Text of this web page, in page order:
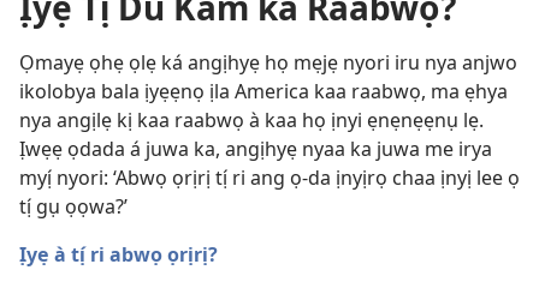
Ọmayẹ ọhẹ ọlẹ ká angịhyẹ họ mẹjẹ nyori iru nya anjwo
ikolobya bala ịyẹẹnọ ịla America kaa raabwọ, ma ẹhya
nya angịlẹ kị kaa raabwọ à kaa họ ịnyi ẹnẹnẹẹnụ lẹ.
Ịwẹẹ ọdada á juwa ka, angịhyẹ nyaa ka juwa me irya
myị́ nyori: ‘Abwọ ọrịrị tị́ ri ang ọ-da ịnyịrọ chaa ịnyị lee ọ
tị́ gụ ọọwa?’
Ịyẹ à tị́ ri abwọ ọrịrị?